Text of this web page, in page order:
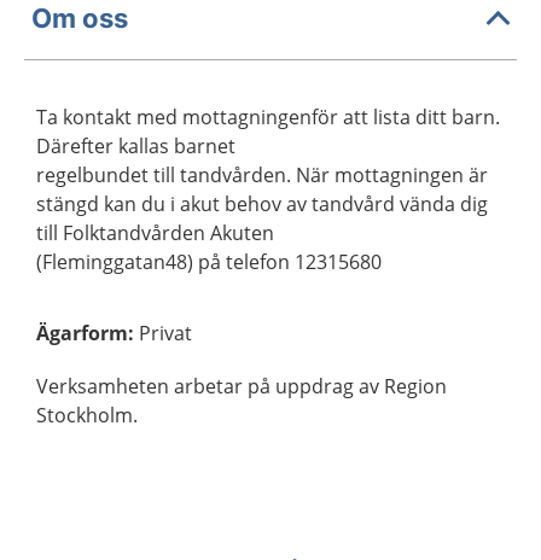
Om oss
Ta kontakt med mottagningenför att lista ditt barn.
Därefter kallas barnet
regelbundet till tandvården. När mottagningen är
stängd kan du i akut behov av tandvård vända dig
till Folktandvården Akuten
(Fleminggatan48) på telefon 12315680
Ägarform: Privat
Verksamheten arbetar på uppdrag av Region
Stockholm.